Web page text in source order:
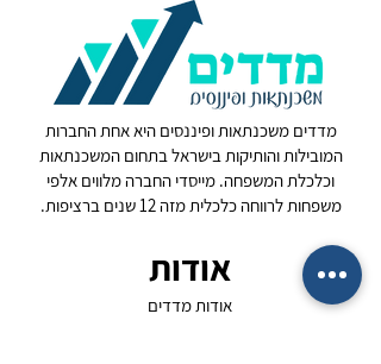
מדדים משכנתאות ופיננסים היא אחת החברות
המובילות והותיקות בישראל בתחום המשכנתאות
וכלכלת המשפחה. מייסדי החברה מלווים אלפי
משפחות לרווחה כלכלית מזה 12 שנים ברציפות.
אודות
אודות מדדים